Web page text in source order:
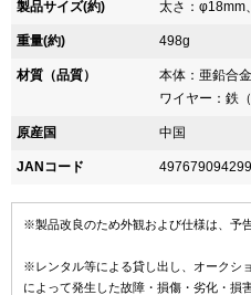
製品サイズ(約) 太さ：φ18mm
重量(約) 498g
材質（品質）
本体：亜鉛合
ワイヤー：鉄
原産国 中国
JANコード
※製品改良のため外観および仕様は、予
※レンタル等による貸し出し、オークシ
によって発生した故障・損傷・劣化・損